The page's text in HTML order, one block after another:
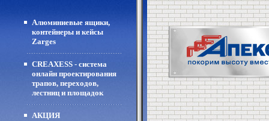
Алюминиевые ящики,
контейнеры и кейсы
Zarges
CREAXESS - система
онлайн проектирования
трапов, переходов,
лестниц и площадок
АКЦИЯ